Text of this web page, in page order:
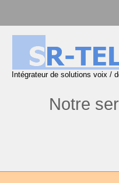
Intégrateur de solutions voix /
Notre